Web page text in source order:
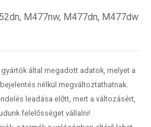
M477nw, M477dn, M477dw
által megadott adatok, melyet a
nélkül megváltoztathatnak.
leadása előtt, mert a változásért,
felelősséget vállalni!